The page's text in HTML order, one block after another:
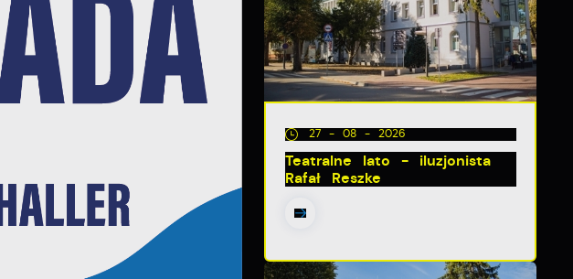
27 - 08 - 2026
Teatralne lato - iluzjonista
Rafał Reszke